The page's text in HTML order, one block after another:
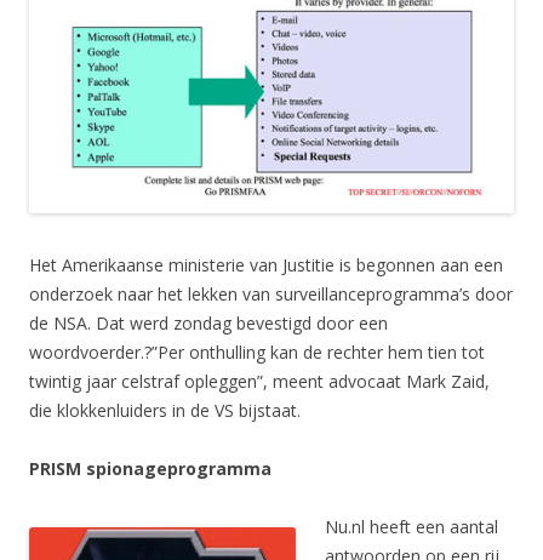
Het Amerikaanse ministerie van Justitie is begonnen aan een
onderzoek naar het lekken van surveillanceprogramma’s door
de NSA. Dat werd zondag bevestigd door een
woordvoerder.?”Per onthulling kan de rechter hem tien tot
twintig jaar celstraf opleggen”, meent advocaat Mark Zaid,
die klokkenluiders in de VS bijstaat.
PRISM spionageprogramma
Nu.nl heeft een aantal
antwoorden op een rij